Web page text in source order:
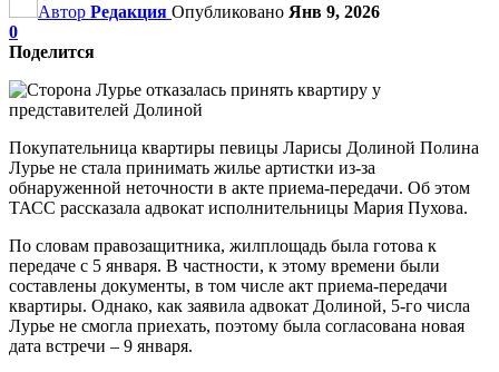
Автор Редакция Опубликовано Янв 9, 2026
0
Поделится
Покупательница квартиры певицы Ларисы Долиной Полина
Лурье не стала принимать жилье артистки из-за
обнаруженной неточности в акте приема-передачи. Об этом
ТАСС рассказала адвокат исполнительницы Мария Пухова.
По словам правозащитника, жилплощадь была готова к
передаче с 5 января. В частности, к этому времени были
составлены документы, в том числе акт приема-передачи
квартиры. Однако, как заявила адвокат Долиной, 5-го числа
Лурье не смогла приехать, поэтому была согласована новая
дата встречи – 9 января.